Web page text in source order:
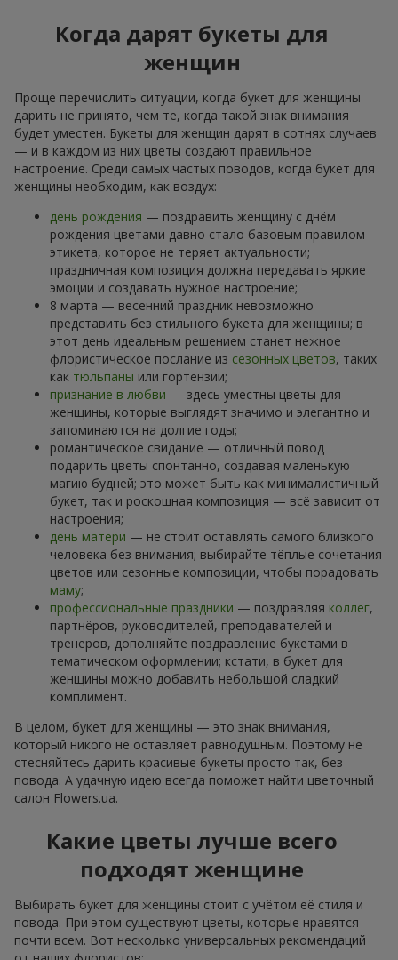
Когда дарят букеты для
женщин
Проще перечислить ситуации, когда букет для женщины
дарить не принято, чем те, когда такой знак внимания
будет уместен. Букеты для женщин дарят в сотнях случаев
— и в каждом из них цветы создают правильное
настроение. Среди самых частых поводов, когда букет для
женщины необходим, как воздух:
день рождения — поздравить женщину с днём
рождения цветами давно стало базовым правилом
этикета, которое не теряет актуальности;
праздничная композиция должна передавать яркие
эмоции и создавать нужное настроение;
8 марта — весенний праздник невозможно
представить без стильного букета для женщины; в
этот день идеальным решением станет нежное
флористическое послание из сезонных цветов, таких
как тюльпаны или гортензии;
признание в любви — здесь уместны цветы для
женщины, которые выглядят значимо и элегантно и
запоминаются на долгие годы;
романтическое свидание — отличный повод
подарить цветы спонтанно, создавая маленькую
магию будней; это может быть как минималистичный
букет, так и роскошная композиция — всё зависит от
настроения;
день матери — не стоит оставлять самого близкого
человека без внимания; выбирайте тёплые сочетания
цветов или сезонные композиции, чтобы порадовать
маму;
профессиональные праздники — поздравляя коллег,
партнёров, руководителей, преподавателей и
тренеров, дополняйте поздравление букетами в
тематическом оформлении; кстати, в букет для
женщины можно добавить небольшой сладкий
комплимент.
В целом, букет для женщины — это знак внимания,
который никого не оставляет равнодушным. Поэтому не
стесняйтесь дарить красивые букеты просто так, без
повода. А удачную идею всегда поможет найти цветочный
салон Flowers.ua.
Какие цветы лучше всего
подходят женщине
Выбирать букет для женщины стоит с учётом её стиля и
повода. При этом существуют цветы, которые нравятся
почти всем. Вот несколько универсальных рекомендаций